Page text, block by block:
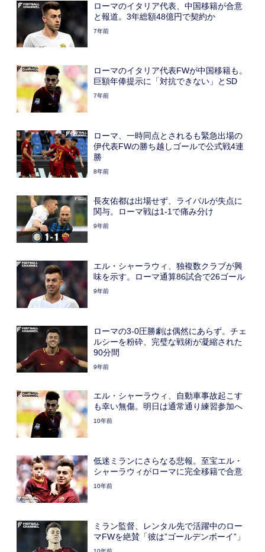
ローマのイタリア代表、中国移籍が合意
と報道。3年総額48億円で契約か
7年前
ローマのイタリア代表FWが中国移籍も。
巨額年俸提示に「対抗できない」とSD
7年前
ローマ、一時同点とされるも緊急出場の
伊代表FWの勝ち越しゴールで公式戦4連
勝
8年前
長友佑都は出場せず、ライバルが失点に
関与。ローマ戦は1-1で痛み分け
9年前
エル・シャーラウィ、独複数クラブが興
味を示す。ローマ通算86試合で26ゴール
9年前
ローマの3-0圧勝劇は偶然にあらず。チェ
ルシーを粉砕、完璧な戦術が凝縮された
90分間
9年前
エル・シャーラウィ、自動車事故起こす
も幸い無傷。明日は通常通り練習参加へ
10年前
低迷ミランにさらなる悲報。至宝エル・
シャーラウィがローマに完全移籍で合意
10年前
ミラン監督、レンタル先で活躍中のロー
マFWを絶賛「彼は”ゴールデンボーイ”」